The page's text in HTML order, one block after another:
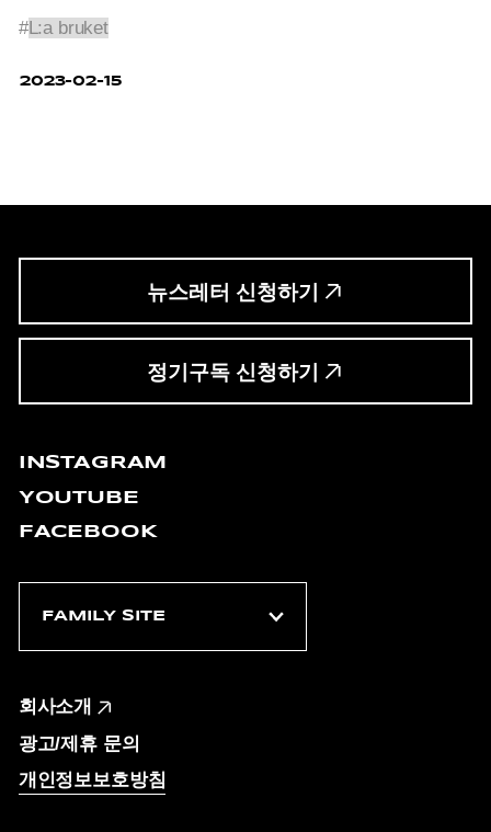
#L:a bruket
2023-02-15
뉴스레터 신청하기
정기구독 신청하기
INSTAGRAM
YOUTUBE
FACEBOOK
회사소개
광고/제휴 문의
개인정보보호방침